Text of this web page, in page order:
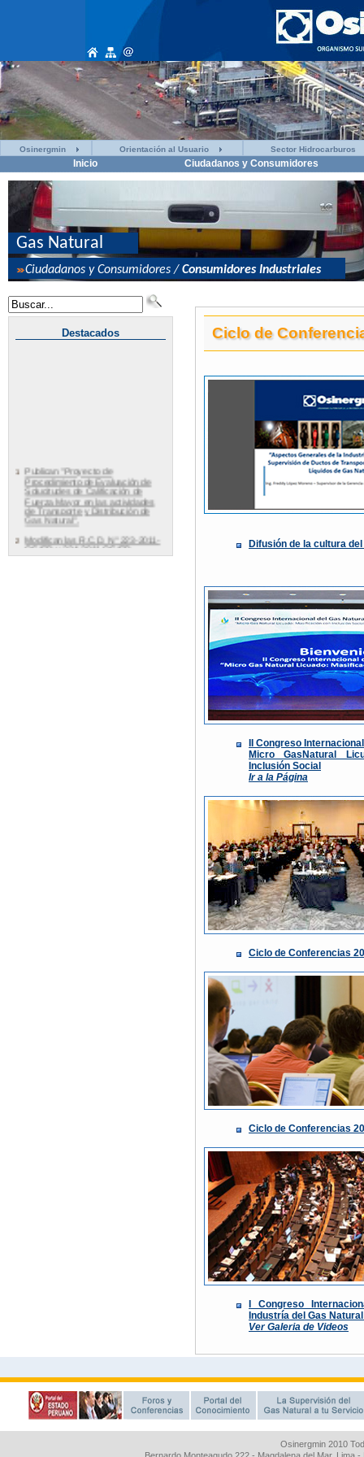
Osinergmin Orientación al Usuario Sector Hidrocarburos
Inicio Ciudadanos y Consumidores
Osinergmin 2010